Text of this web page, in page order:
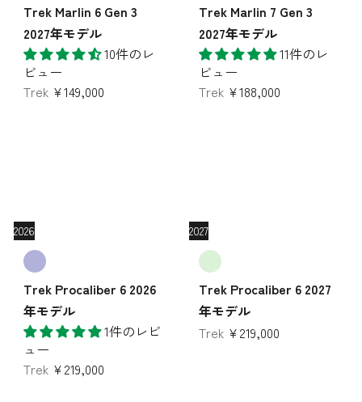
Trek Marlin 6 Gen 3
2027年モデル
10件のレ
ビュー
Trek ¥149,000
Trek Marlin 7 Gen 3
2027年モデル
11件のレ
ビュー
Trek ¥188,000
2026
Trek Procaliber 6 2026
年モデル
1件のレビ
ュー
Trek ¥219,000
2027
Trek Procaliber 6 2027
年モデル
Trek ¥219,000